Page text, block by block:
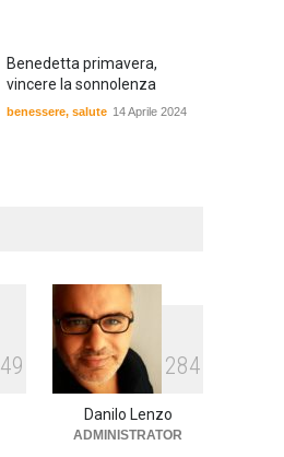
Benedetta primavera,
vincere la sonnolenza
benessere, salute 14 Aprile 2024
E tu hai paura del buio?
cultura società 1 Aprile 2024
49 284
Danilo Lenzo
ADMINISTRATOR